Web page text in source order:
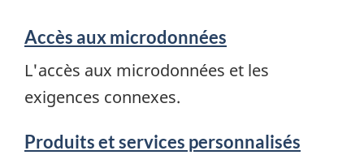
Accès aux microdonnées
L'accès aux microdonnées et les
exigences connexes.
Produits et services personnalisés